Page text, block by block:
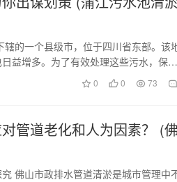
的一个县级市，位于四川省东部。该
益增多。为了有效处理这些污水，保护
0 0 73
管道老化和人为因素？ (佛
佛山市政排水管道清淤是城市管理中